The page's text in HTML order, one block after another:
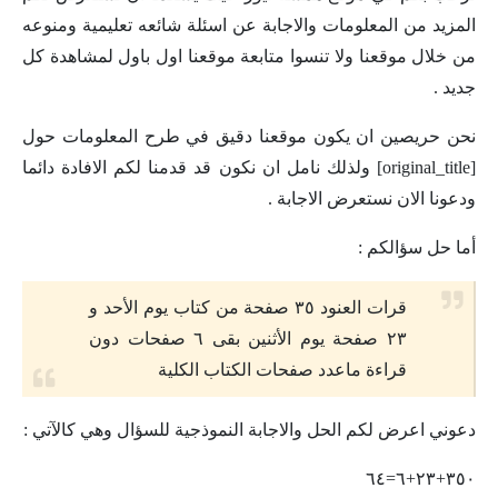
المزيد من المعلومات والاجابة عن اسئلة شائعه تعليمية ومنوعه
من خلال موقعنا ولا تنسوا متابعة موقعنا اول باول لمشاهدة كل
جديد .
نحن حريصين ان يكون موقعنا دقيق في طرح المعلومات حول
[original_title] ولذلك نامل ان نكون قد قدمنا لكم الافادة دائما
ودعونا الان نستعرض الاجابة .
أما حل سؤالكم :
قرات العنود ٣٥ صفحة من كتاب يوم الأحد و
٢٣ صفحة يوم الأثنين بقى ٦ صفحات دون
قراءة ماعدد صفحات الكتاب الكلية
دعوني اعرض لكم الحل والاجابة النموذجية للسؤال وهي كالآتي :
٣٥٠+٢٣+٦=٦٤